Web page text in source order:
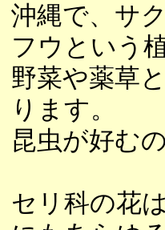
沖縄で、サ
フウという
野菜や薬草
ります。
昆虫が好む
セリ科の花